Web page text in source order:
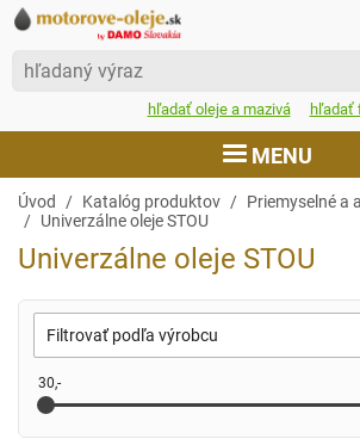
hľadať oleje a mazivá hľadať
MENU
Úvod
Katalóg produktov
Akcie
Dodacie podmienky
Úvod Katalóg produktov
Priemyselné a
Univerzálne oleje STOU
Univerzálne oleje STOU
Filtrovať podľa výrobcu
30,-